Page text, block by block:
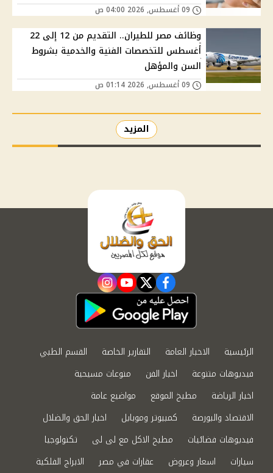
وظائف مصر للطيران.. التقديم من 12 إلى 22
أغسطس للتخصصات الفنية والخدمية بشروط
السن والمؤهل
المزيد
facebook
twitter
youtube
instagram
الرئيسية الاخبار العامة التقارير الخاصة
القسم الطبي
فيديوهات متنوعة
اخبار الفن
منوعات مسيحية
اخبار الرياضة
مطبخ الموقع
مواضيع عامة
الاقتصاد والبورصة
كمبيوتر وموبايل
اخبار الحق والضلال
فيديوهات فضائيات
مطبخ الاكل مع لى لى
تكنولوجيا
سيارات
اسعار وعروض عقارات في مصر الابراج الفلكية